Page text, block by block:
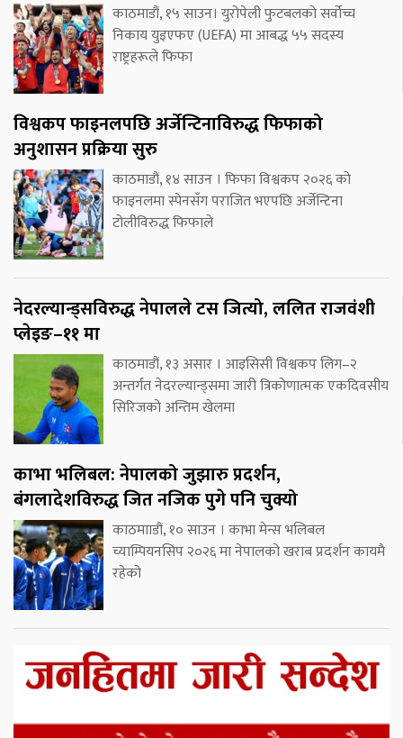
काठमाडौं, १५ साउन। युरोपेली फुटबलको सर्वोच्च
निकाय युइएफए (UEFA) मा आबद्ध ५५ सदस्य
राष्ट्रहरूले फिफा
विश्वकप फाइनलपछि अर्जेन्टिनाविरुद्ध फिफाको
अनुशासन प्रक्रिया सुरु
काठमाडौं, १४ साउन । फिफा विश्वकप २०२६ को
फाइनलमा स्पेनसँग पराजित भएपछि अर्जेन्टिना
टोलीविरुद्ध फिफाले
नेदरल्यान्ड्सविरुद्ध नेपालले टस जित्यो, ललित राजवंशी
प्लेइङ–११ मा
काठमाडौं, १३ असार । आइसिसी विश्वकप लिग–२
अन्तर्गत नेदरल्यान्ड्समा जारी त्रिकोणात्मक एकदिवसीय
सिरिजको अन्तिम खेलमा
काभा भलिबल: नेपालको जुझारु प्रदर्शन,
बंगलादेशविरुद्ध जित नजिक पुगे पनि चुक्यो
काठमााडौं, १० साउन । काभा मेन्स भलिबल
च्याम्पियनसिप २०२६ मा नेपालको खराब प्रदर्शन कायमै
रहेको